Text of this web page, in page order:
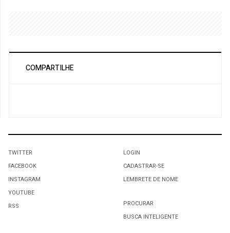
COMPARTILHE
TWITTER
FACEBOOK
INSTAGRAM
YOUTUBE
RSS
LOGIN
CADASTRAR-SE
LEMBRETE DE NOME
PROCURAR
BUSCA INTELIGENTE